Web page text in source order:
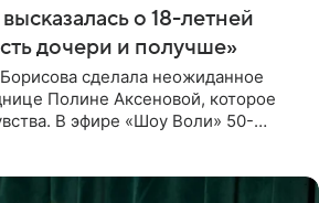
о 18-летней
дочери и получше»
сделала неожиданное
Полине Аксеновой, которое
В эфире «Шоу Воли» 50-